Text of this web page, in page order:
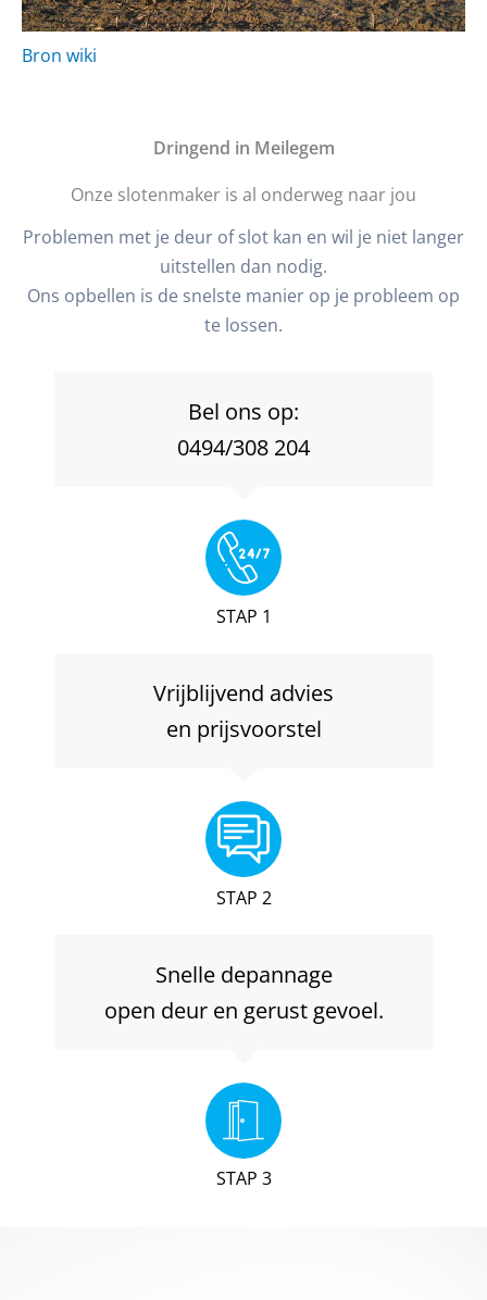
Bron wiki
Dringend in Meilegem
Onze slotenmaker is al onderweg naar jou
Problemen met je deur of slot kan en wil je niet langer
uitstellen dan nodig.
Ons opbellen is de snelste manier op je probleem op
te lossen.
Bel ons op:
0494/308 204
STAP 1
Vrijblijvend advies
en prijsvoorstel
STAP 2
Snelle depannage
open deur en gerust gevoel.
STAP 3